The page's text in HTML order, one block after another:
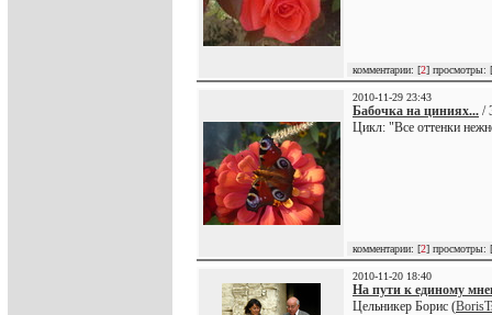
комментарии: [2] просмотры: [
2010-11-29 23:43
Бабочка на циниях... /
Цикл: "Все оттенки
комментарии: [2] просмотры: [
2010-11-20 18:40
На пути к единому
Цельникер Борис (